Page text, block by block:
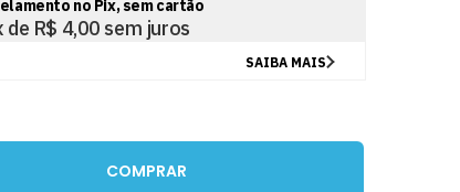
COMPRAR